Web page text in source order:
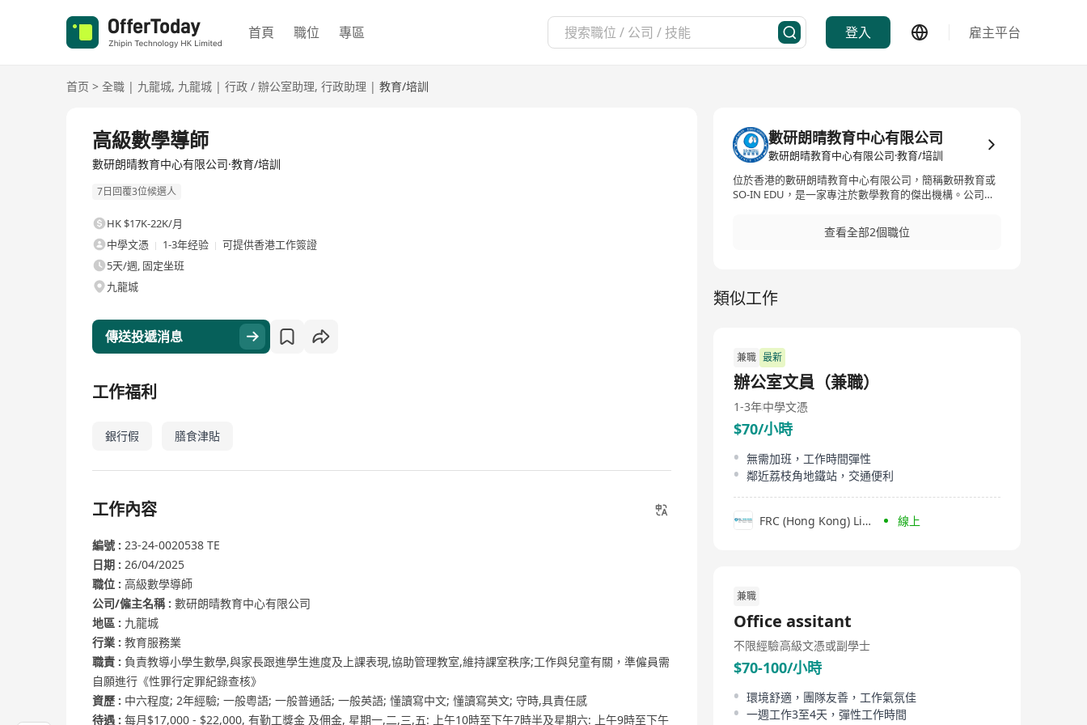
首頁 職位 專區 登入 雇主平台
首页 > 全職 | 九龍城, 九龍城 | 行政 / 辦公室助理, 行政助理 | 教育/培訓
高級數學導師
數研朗晴教育中心有限公司·教育/培訓
7日回覆3位候選人
HK $17K-22K/月
中學文憑
1-3年经验
可提供香港工作簽證
5天/週, 固定坐班
九龍城
傳送投遞消息
工作福利
銀行假 膳食津貼
工作內容
編號 : 23-24-0020538 TE
日期 : 26/04/2025
職位 : 高級數學導師
公司/僱主名稱 : 數研朗晴教育中心有限公司
地區 : 九龍城
行業 : 教育服務業
職責 : 負責教導小學生數學,與家長跟進學生進度及上課表現,協助管理教室,維持課室秩序;工作與兒童有關，準僱員需
自願進行《性罪行定罪紀錄查核》
資歷 : 中六程度; 2年經驗; 一般粵語; 一般普通話; 一般英語; 懂讀寫中文; 懂讀寫英文; 守時,具責任感
待遇 : 每月$17,000 - $22,000, 有勤工獎金 及佣金, 星期一,二,三,五: 上午10時至下午7時半及星期六: 上午9時至下午
數研朗晴教育中心有限公司
數研朗晴教育中心有限公司·教育/培訓
位於香港的數研朗晴教育中心有限公司，簡稱數研教育或
SO-IN EDU，是一家專注於數學教育的傑出機構。公司提
段，包括P1 – F3 Lower Form、S1-S3 Higher Form、S4-
S6、M1、M2等級別。除了面授課程，數研教育亦特設網
響。該中心提供的數研數學教材，同時支持面授及網上學
習，讓學生得到最佳的數學教育支持。 Research and
outstanding institution dedicated to mathematics
education based in Hong Kong. The company offers a
wide range of mathematics courses catering to
different stages from primary school to secondary
school, including P1 - F3 Lower Form, S1-S3 Higher
Form, S4-S6, M1, M2 levels. Besides in-person classes,
provides online assessment services for students from
primary to secondary schools, accommodating various
age groups and learning needs. Moreover, in response
to adverse weather conditions such as typhoons and
heavy rainfalls, the center has clear arrangements to
ensure that students' studies are not affected. The
查看全部2個職位
類似工作
兼職 最新
辦公室文員（兼職）
1-3年中學文憑
$70/小時
無需加班，工作時間彈性
鄰近荔枝角地鐵站，交通便利
FRC (Hong Kong) Limited 線上
兼職
Office assitant
不限經驗高級文憑或副學士
$70-100/小時
環境舒適，團隊友善，工作氣氛佳
一週工作3至4天，彈性工作時間